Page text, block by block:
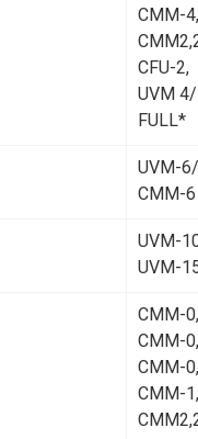
CMM-4,
CFU-2,
UVM
FULL*
UVM-
CMM-6
UVM-
UVM-
CMM-
CMM-
CMM-
CMM-1,